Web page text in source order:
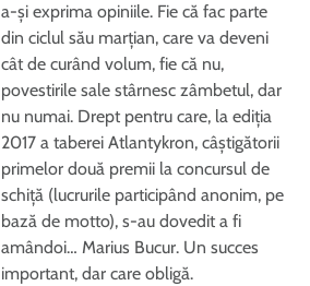
a-și exprima opiniile. Fie că fac parte
din ciclul său marțian, care va deveni
cât de curând volum, fie că nu,
povestirile sale stârnesc zâmbetul, dar
nu numai. Drept pentru care, la ediția
2017 a taberei Atlantykron, câștigătorii
primelor două premii la concursul de
schiță (lucrurile participând anonim, pe
bază de motto), s-au dovedit a fi
amândoi… Marius Bucur. Un succes
important, dar care obligă.